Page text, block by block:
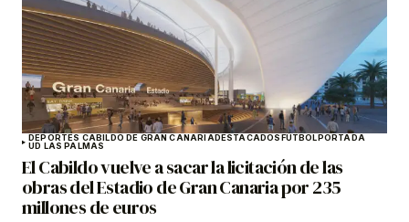
DEPORTES CABILDO DE GRAN CANARIADESTACADOS FÚTBOL PORTADA
UD LAS PALMAS
El Cabildo vuelve a sacar la licitación de las
obras del Estadio de Gran Canaria por 235
millones de euros